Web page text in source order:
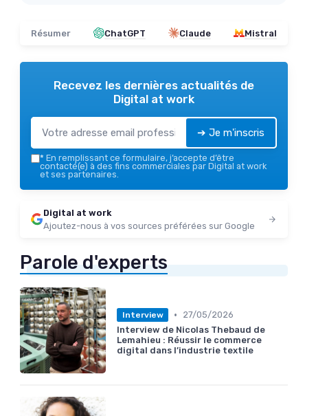
Résumer ChatGPT Claude Mistral
Recevez les dernières actualités de
Digital at work
➔ Je m'inscris
* En remplissant ce formulaire, j’accepte d’être
contacté(e) à des fins commerciales par Digital at work
et ses partenaires.
Digital at work
Ajoutez-nous à vos sources préférées sur Google
Parole d'experts
Interview •
27/05/2026
Interview de Nicolas Thebaud de
Lemahieu : Réussir le commerce
digital dans l’industrie textile